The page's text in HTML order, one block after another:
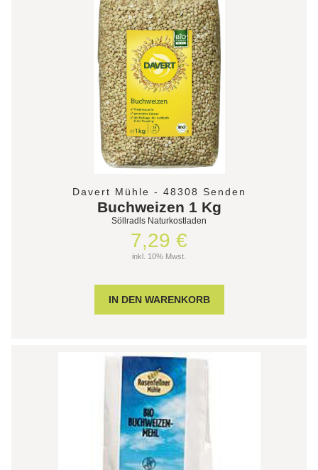
Davert Mühle - 48308 Senden
Buchweizen 1 Kg
Söllradls Naturkostladen
7,29 €
inkl. 10% Mwst.